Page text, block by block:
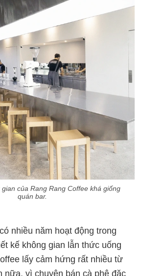
của Rang Rang Coffee khá giống
quán bar.
có nhiều năm hoạt động trong
kế không gian lẫn thức uống
lấy cảm hứng rất nhiều từ
nữa, vì chuyên bán cà phê đặc